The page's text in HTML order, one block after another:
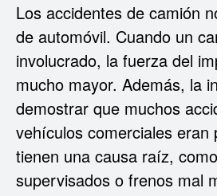
Los accidentes de camión
de automóvil. Cuando un
involucrado, la fuerza del
mucho mayor. Además, la
demostrar que muchos
vehículos comerciales eran
tienen una causa raíz,
supervisados o frenos mal